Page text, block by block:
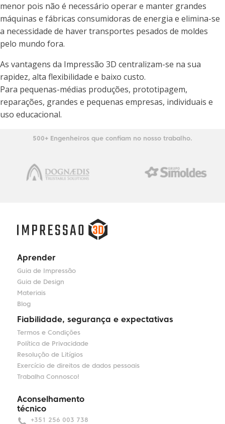
menor pois não é necessário operar e manter grandes
máquinas e fábricas consumidoras de energia e elimina-se
a necessidade de haver transportes pesados de moldes
pelo mundo fora.
As vantagens da Impressão 3D centralizam-se na sua
rapidez, alta flexibilidade e baixo custo.
Para pequenas-médias produções, prototipagem,
reparações, grandes e pequenas empresas, individuais e
uso educacional.
500+ Engenheiros que confiam no nosso trabalho.
Aprender
Guia de Impressão
Guia de Design
Materiais
Blog
Fiabilidade, segurança e expectativas
Termos e Condições
Política de Privacidade
Resolução de Litígios
Exercício de direitos de dados pessoais
Trabalha Connosco!
Aconselhamento
técnico
+351 256 003 738